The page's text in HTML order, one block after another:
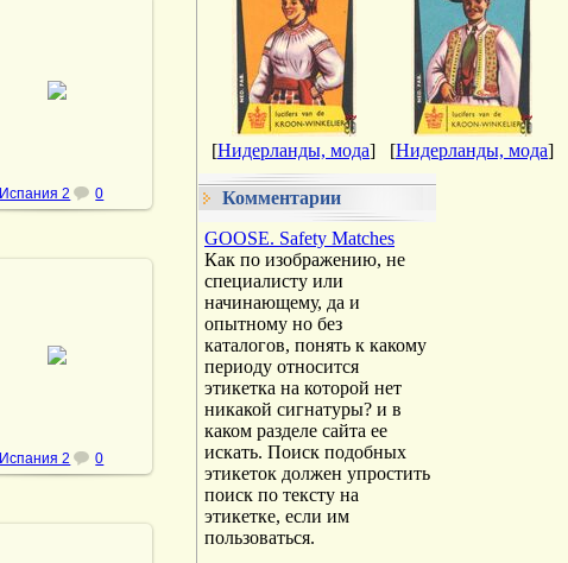
Испания 2 0
Испания 2 0
[Нидерланды, мода] [Нидерланды, мода]
Комментарии
GOOSE. Safety Matches
Как по изображению, не
специалисту или
начинающему, да и
опытному но без
каталогов, понять к какому
периоду относится
этикетка на которой нет
никакой сигнатуры? и в
каком разделе сайта ее
искать. Поиск подобных
этикеток должен упростить
поиск по тексту на
этикетке, если им
пользоваться.